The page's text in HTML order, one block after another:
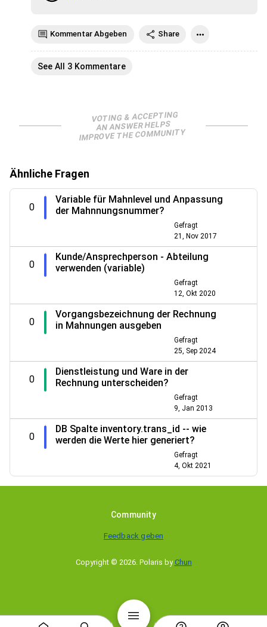
Kommentar Abgeben Share
See All 3 Kommentare
VOTING & ACCEPTING
AN ANSWER HELPS
IMPROVE THE COMMUNITY
Ähnliche Fragen
0
Variable für Mahnlevel und Anpassung
der Mahnnungsnummer?
Gefragt
21, Nov 2017
0
Kunde/Ansprechperson - Abteilung
verwenden (variable)
Gefragt
12, Okt 2020
0
Vorgangsbezeichnung der Rechnung
in Mahnungen ausgeben
Gefragt
25, Sep 2024
0
Dienstleistung und Ware in der
Rechnung unterscheiden?
Gefragt
9, Jan 2013
0
DB Spalte inventory.trans_id -- wie
werden die Werte hier generiert?
Gefragt
4, Okt 2021
Community
Feedback geben
Copyright © 2026. Polaris by Chun